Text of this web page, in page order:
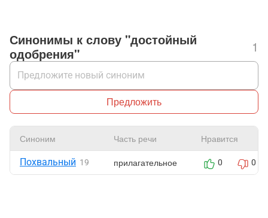
Синонимы к слову "достойный
одобрения"
1
Предложить
Синоним Часть речи Нравится
Похвальный 19 прилагательное 0 0